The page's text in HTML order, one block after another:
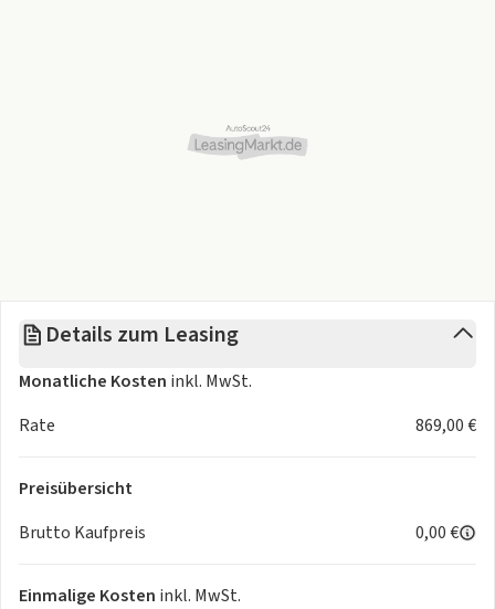
Details zum Leasing
Monatliche Kosten inkl. MwSt.
Rate
869,00 €
Preisübersicht
Brutto Kaufpreis
0,00 €
Einmalige Kosten inkl. MwSt.